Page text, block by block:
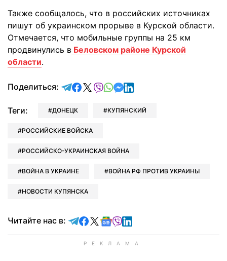
Также сообщалось, что в российских источниках
пишут об украинском прорыве в Курской области.
Отмечается, что мобильные группы на 25 км
продвинулись в Беловском районе Курской
области.
Поделиться: отправить в Telegram
поделиться в Facebook
поделиться в X
отправить в Viber
отправить в Whatsapp
отправить в Messenger
отправить в LinkedIn
Теги: ДОНЕЦК КУПЯНСКИЙ
РОССИЙСКИЕ ВОЙСКА
РОССИЙСКО-УКРАИНСКАЯ ВОЙНА
ВОЙНА В УКРАИНЕ ВОЙНА РФ ПРОТИВ УКРАИНЫ
НОВОСТИ КУПЯНСКА
Читайте нас в: Читайте в Telegram
Читайте в Facebook
Читайте в X
Читайте в Google news
Читайте в Viber
Читайте в LinkedIn